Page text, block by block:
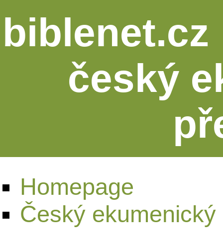
český
Homepage
Český ekumenický